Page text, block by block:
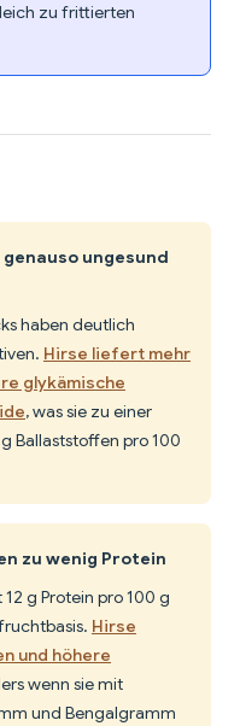
zu frittierten
genauso ungesund
haben deutlich
Hirse liefert mehr
glykämische
, was sie zu einer
Ballaststoffen pro 100
zu wenig Protein
g Protein pro 100 g
Hirse
und höhere
wenn sie mit
und Bengalgramm